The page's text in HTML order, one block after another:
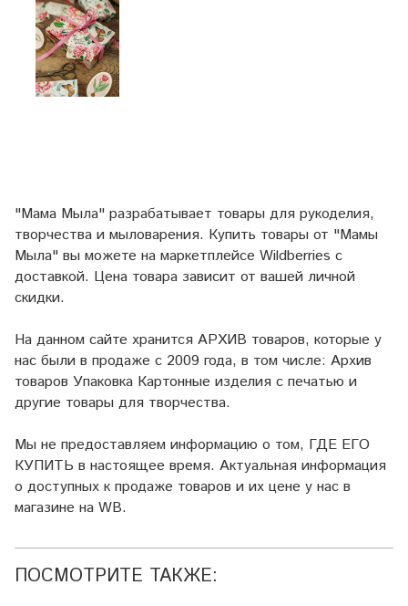
"Мама Мыла" разрабатывает товары для рукоделия,
творчества и мыловарения. Купить товары от "Мамы
Мыла" вы можете на маркетплейсе Wildberries с
доставкой. Цена товара зависит от вашей личной
скидки.
На данном сайте хранится АРХИВ товаров, которые у
нас были в продаже с 2009 года, в том числе: Архив
товаров Упаковка Картонные изделия с печатью и
другие товары для творчества.
Мы не предоставляем информацию о том, ГДЕ ЕГО
КУПИТЬ в настоящее время. Актуальная информация
о доступных к продаже товаров и их цене у нас в
магазине на WB.
ПОСМОТРИТЕ ТАКЖЕ: